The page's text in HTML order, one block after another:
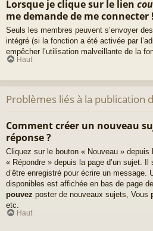
Lorsque je clique sur le lien
me demande de me connecter
Seuls les membres peuvent s’envoyer
intégré (si la fonction a été activée par
empêcher l’utilisation malveillante de la
Haut
Problèmes liés à la publication
Comment créer un nouveau
réponse ?
Cliquez sur le bouton « Nouveau » depuis
« Répondre » depuis la page d’un sujet.
d’être enregistré pour écrire un message.
disponibles est affichée en bas de page
pouvez poster de nouveaux sujets, Vous
etc.
Haut